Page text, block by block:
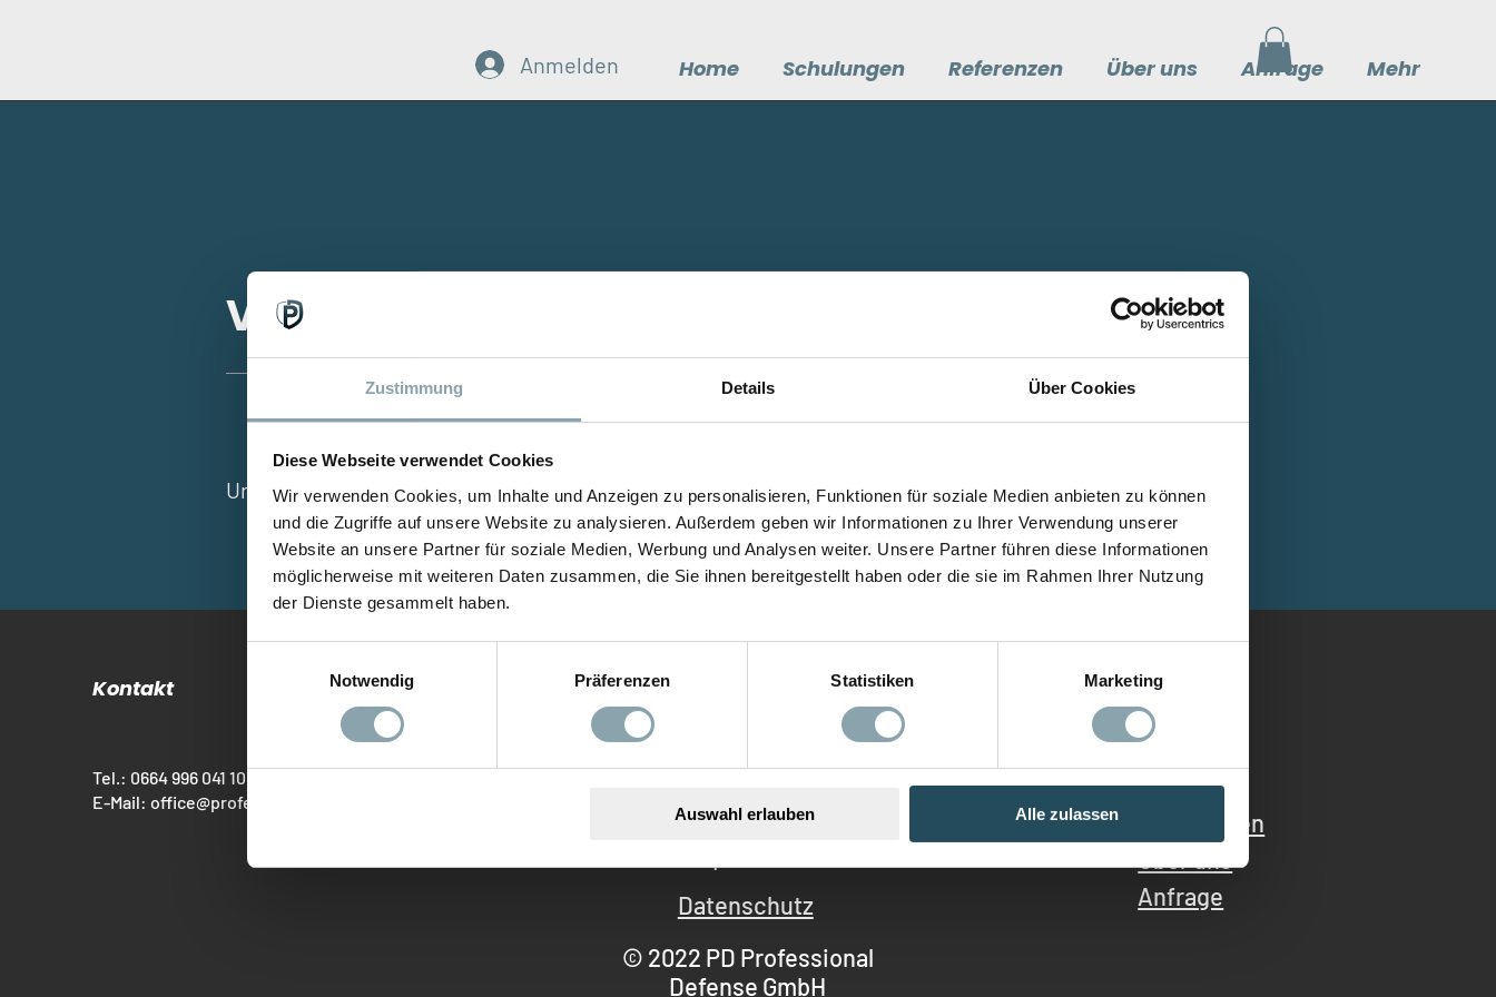
Zustimmung Details Über Cookies
Diese Webseite verwendet Cookies
Wir verwenden Cookies, um Inhalte und Anzeigen zu personalisieren, Funktionen für soziale Medien anbieten zu können
und die Zugriffe auf unsere Website zu analysieren. Außerdem geben wir Informationen zu Ihrer Verwendung unserer
Website an unsere Partner für soziale Medien, Werbung und Analysen weiter. Unsere Partner führen diese Informationen
möglicherweise mit weiteren Daten zusammen, die Sie ihnen bereitgestellt haben oder die sie im Rahmen Ihrer Nutzung
der Dienste gesammelt haben.
Notwendig
Präferenzen Statistiken Marketing
Auswahl erlauben Alle zulassen
Anmelden Home Schulungen Referenzen Über uns Anfrage Mehr
Vielen Dank für Ihre Anfrage
Unser Team meldet sich in Kürze bei Ihnen.
Kontakt
Tel.: 0664 996 041 10
E-Mail: office@professional-defense.at
Datenschutz
© 2022 PD Professional
Defense GmbH
Menü
Home
Schulungen
Anfrage